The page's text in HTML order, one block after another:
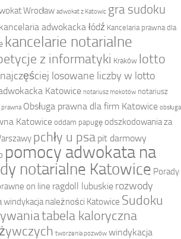
Wrocław adwokat z Katowic gra sudoku
kancelaria adwokacka łódź Kancelaria prawna dla
kancelarie notarialne
z informatyki Kraków lotto
najczęściej losowane liczby w lotto
Katowice notariusz mokotów notariusz
prawna Obsługa prawna dla firm Katowice obsługa
Katowice oddam papugę odszkodowania za
pchły u psa pit darmowy
pomocy adwokata na
notarialne Katowice Porady
on line ragdoll lubuskie rozwody
windykacja należności Katowice Sudoku
tabela kaloryczna
tworzenia pozwów windykacja